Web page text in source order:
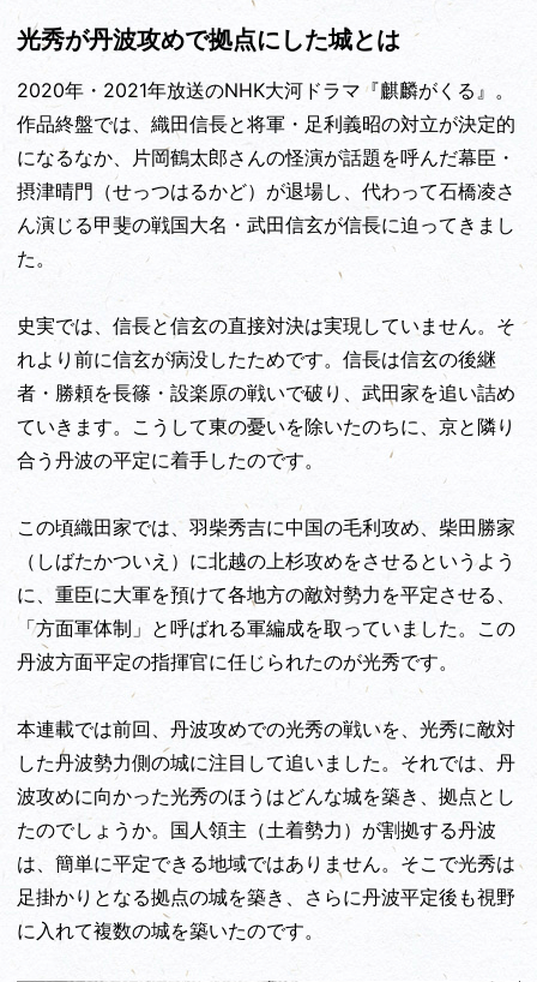
光秀が丹波攻めで拠点にした城とは
2020年・2021年放送のNHK大河ドラマ『麒麟がくる』。
作品終盤では、織田信長と将軍・足利義昭の対立が決定的
になるなか、片岡鶴太郎さんの怪演が話題を呼んだ幕臣・
摂津晴門（せっつはるかど）が退場し、代わって石橋凌さ
ん演じる甲斐の戦国大名・武田信玄が信長に迫ってきまし
た。
史実では、信長と信玄の直接対決は実現していません。そ
れより前に信玄が病没したためです。信長は信玄の後継
者・勝頼を長篠・設楽原の戦いで破り、武田家を追い詰め
ていきます。こうして東の憂いを除いたのちに、京と隣り
合う丹波の平定に着手したのです。
この頃織田家では、羽柴秀吉に中国の毛利攻め、柴田勝家
（しばたかついえ）に北越の上杉攻めをさせるというよう
に、重臣に大軍を預けて各地方の敵対勢力を平定させる、
「方面軍体制」と呼ばれる軍編成を取っていました。この
丹波方面平定の指揮官に任じられたのが光秀です。
本連載では前回、丹波攻めでの光秀の戦いを、光秀に敵対
した丹波勢力側の城に注目して追いました。それでは、丹
波攻めに向かった光秀のほうはどんな城を築き、拠点とし
たのでしょうか。国人領主（土着勢力）が割拠する丹波
は、簡単に平定できる地域ではありません。そこで光秀は
足掛かりとなる拠点の城を築き、さらに丹波平定後も視野
に入れて複数の城を築いたのです。